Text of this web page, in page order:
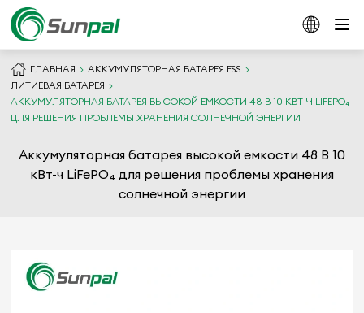
ГЛАВНАЯ
АККУМУЛЯТОРНАЯ БАТАРЕЯ ESS
ЛИТИЕВАЯ БАТАРЕЯ
АККУМУЛЯТОРНАЯ БАТАРЕЯ ВЫСОКОЙ ЕМКОСТИ 48 В 10 КВТ-Ч LIFEPO₄
ДЛЯ РЕШЕНИЯ ПРОБЛЕМЫ ХРАНЕНИЯ СОЛНЕЧНОЙ ЭНЕРГИИ
Аккумуляторная батарея высокой емкости 48 В 10
кВт-ч LiFePO₄ для решения проблемы хранения
солнечной энергии